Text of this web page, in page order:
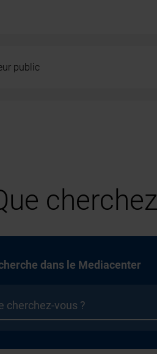
public
dans le Mediacenter